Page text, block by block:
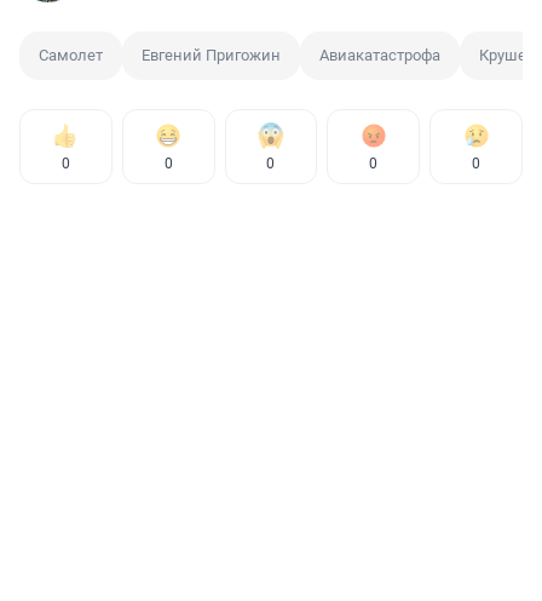
Самолет Евгений Пригожин Авиакатастрофа
0 0 0 0 0